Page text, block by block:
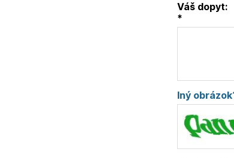
Váš dopyt:
*
Iný